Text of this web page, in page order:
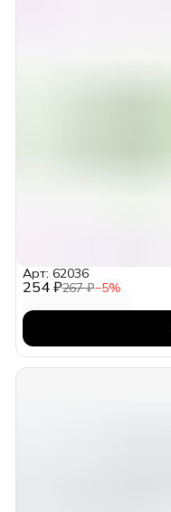
254 ₽267 ₽−5%
Арт: 62036